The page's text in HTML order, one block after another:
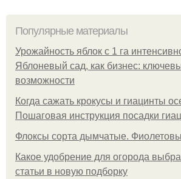
Популярные материалы
Урожайность яблок с 1 га
Яблоневый сад, как бизнес:
возможности
Когда сажать крокусы и гиацинты
Пошаговая инструкция посадки
Флоксы сорта дымчатые.
Какое удобрение для огорода
статьи в новую подборку